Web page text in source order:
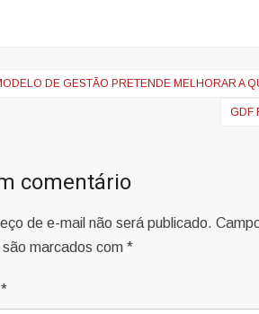
DE GESTÃO PRETENDE MELHORAR A
GDF
comentário
de e-mail não será publicado.
marcados com*
*